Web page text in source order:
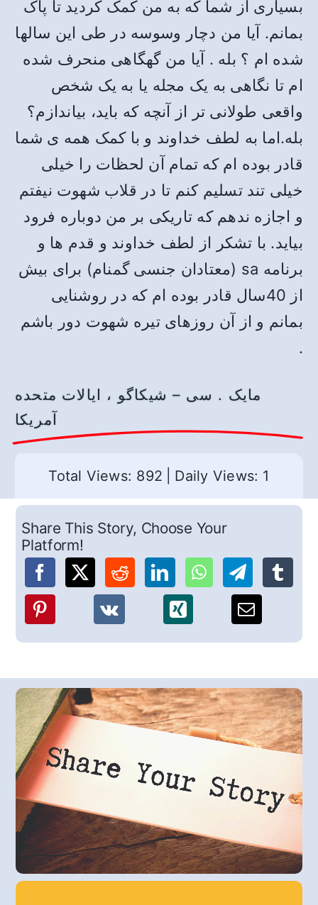
بسیاری از شما که به من کمک کردید تا پاک
بمانم. آیا من دچار وسوسه در طی این سالها
شده ام ؟ بله . آیا من گهگاهی منحرف شده
ام تا نگاهی به یک مجله یا به یک شخص
واقعی طولانی تر از آنچه که باید، بیاندازم؟
بله.اما به لطف خداوند و با کمک همه ی شما
قادر بوده ام که تمام آن لحظات را خیلی
خیلی تند تسلیم کنم تا در قلاب شهوت نیفتم
و اجازه ندهم که تاریکی بر من دوباره فرود
بیاید. با تشکر از لطف خداوند و قدم ها و
برنامه sa (معتادان جنسی گمنام) برای بیش
از 40سال قادر بوده ام که در روشنایی
بمانم و از آن روزهای تیره شهوت دور باشم
.
مایک . سی – شیکاگو ، ایالات متحده
آمریکا
Total Views: 892 Daily Views: 1
Share This Story, Choose Your
Platform!